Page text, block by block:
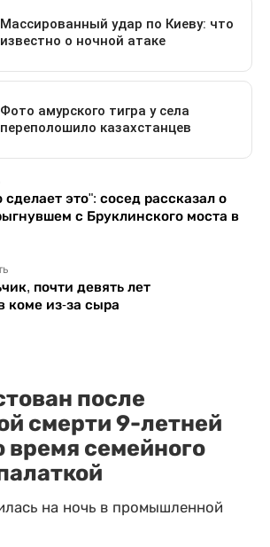
сделает это": сосед рассказал о
с Бруклинского моста в
почти девять лет
коме из-за сыра
после
смерти 9-летней
время семейного
на ночь в промышленной